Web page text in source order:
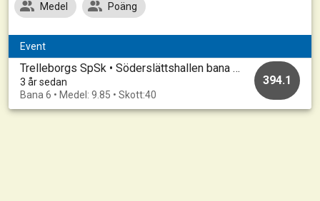
Medel Poäng
Event
Trelleborgs SpSk • Söderslättshallen bana 1-10 • 20230227_A
3 år sedan
Bana 6 • Medel: 9.85 • Skott:40
394.1